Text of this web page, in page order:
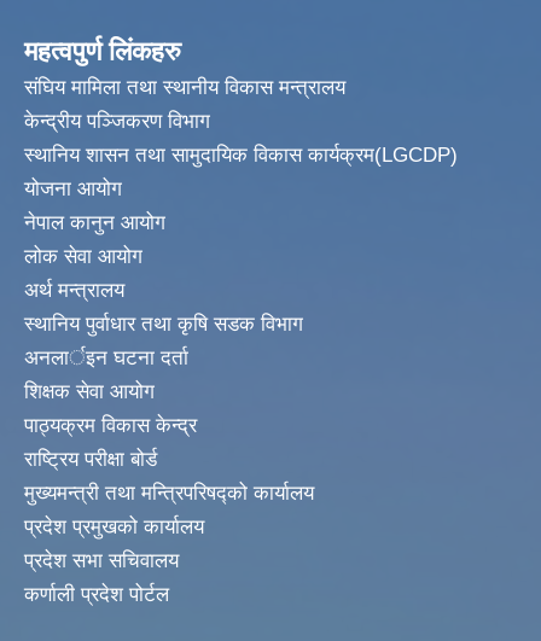
महत्वपुर्ण लिंकहरु
संघिय मामिला तथा स्थानीय विकास मन्त्रालय
केन्द्रीय पञ्जिकरण विभाग
स्थानिय शासन तथा सामुदायिक विकास कार्यक्रम(LGCDP)
योजना आयोग
नेपाल कानुन आयोग
लोक सेवा आयोग
अर्थ मन्त्रालय
स्थानिय पुर्वाधार तथा कृषि सडक विभाग
अनलार्इन घटना दर्ता
शिक्षक सेवा आयोग
पाठ्यक्रम विकास केन्द्र
राष्ट्रिय परीक्षा बोर्ड
मुख्यमन्त्री तथा मन्त्रिपरिषद्को कार्यालय
प्रदेश प्रमुखको कार्यालय
प्रदेश सभा सचिवालय
कर्णाली प्रदेश पोर्टल